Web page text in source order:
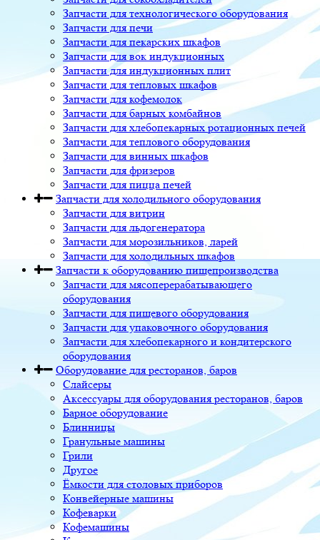
Запчасти для технологического оборудования
Запчасти для печи
Запчасти для пекарских шкафов
Запчасти для вок индукционных
Запчасти для индукционных плит
Запчасти для тепловых шкафов
Запчасти для кофемолок
Запчасти для барных комбайнов
Запчасти для хлебопекарных ротационных печей
Запчасти для теплового оборудования
Запчасти для винных шкафов
Запчасти для фризеров
Запчасти для пицца печей
Запчасти для холодильного оборудования
Запчасти для витрин
Запчасти для льдогенератора
Запчасти для морозильников, ларей
Запчасти для холодильных шкафов
Запчасти к оборудованию пищепроизводства
Запчасти для мясоперерабатывающего
оборудования
Запчасти для пищевого оборудования
Запчасти для упаковочного оборудования
Запчасти для хлебопекарного и кондитерского
оборудования
Оборудование для ресторанов, баров
Слайсеры
Аксессуары для оборудования ресторанов, баров
Барное оборудование
Блинницы
Гранульные машины
Грили
Другое
Ёмкости для столовых приборов
Конвейерные машины
Кофеварки
Кофемашины